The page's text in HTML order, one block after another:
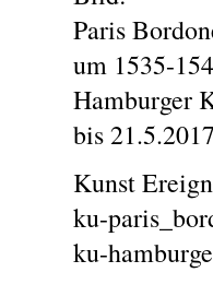
Paris
um 1535-
Hamburger
bis
Kunst
ku-
ku-